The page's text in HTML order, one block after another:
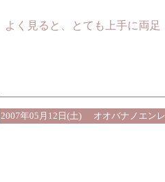
よく見ると、とても上手に両
2007年05月12日(土) オオバナノエン